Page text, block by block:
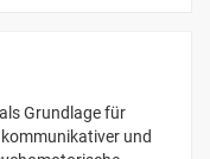
Grundlage für
und